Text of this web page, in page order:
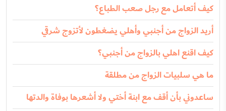
كيف أتعامل مع رجل صعب الطباع؟
أريد الزواج من أجنبي وأهلي يضغطون لأتزوج شرقي
كيف اقنع اهلي بالزواج من أجنبي؟
ما هي سلبيات الزواج من مطلقة
ساعدوني بأن أقف مع ابنة أختي ولا أشعرها بوفاة والدتها